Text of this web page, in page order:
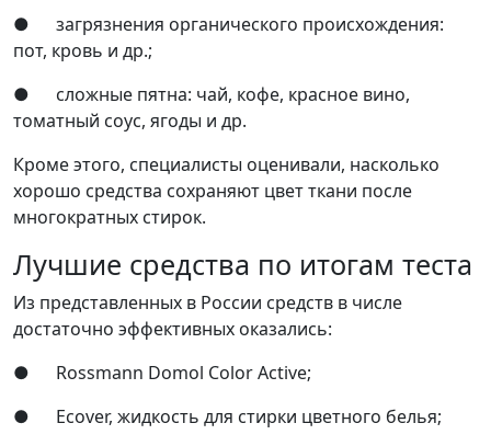
● загрязнения органического происхождения:
пот, кровь и др.;
● сложные пятна: чай, кофе, красное вино,
томатный соус, ягоды и др.
Кроме этого, специалисты оценивали, насколько
хорошо средства сохраняют цвет ткани после
многократных стирок.
Лучшие средства по итогам теста
Из представленных в России средств в числе
достаточно эффективных оказались:
● Rossmann Domol Color Active;
● Ecover, жидкость для стирки цветного белья;